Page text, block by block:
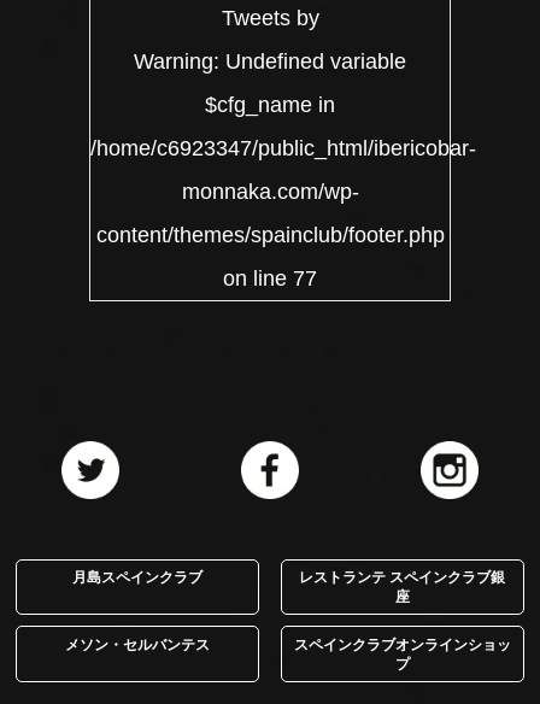
Tweets by
Warning: Undefined variable
$cfg_name in
/home/c6923347/public_html/ibericobar-
monnaka.com/wp-
content/themes/spainclub/footer.php
on line 77
月島スペインクラブ
レストランテ スペインクラブ銀
座
メソン・セルバンテス
スペインクラブオンラインショッ
プ